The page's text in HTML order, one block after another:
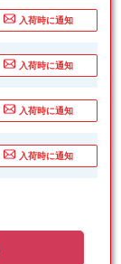
入荷時に通知
入荷時に通知
入荷時に通知
入荷時に通知